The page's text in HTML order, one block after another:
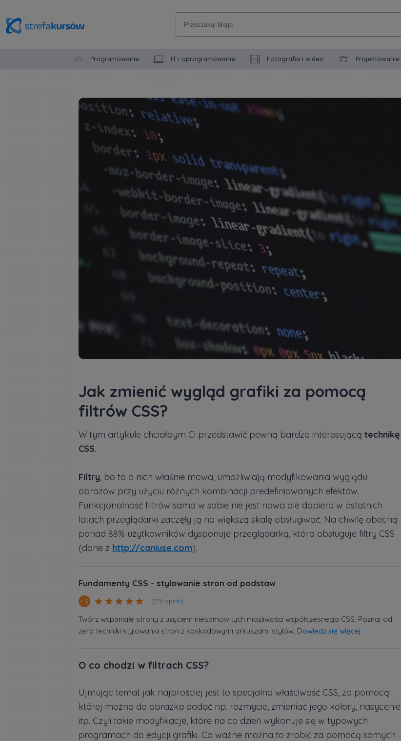
Programowanie IT i oprogramowanie Fotografia i wideo Projektowanie
Jak zmienić wygląd grafiki za pomocą
filtrów CSS?
W tym artykule chciałbym Ci przedstawić pewną bardzo interesującą technikę
CSS.
Filtry , bo to o nich właśnie mowa, umożliwiają modyfikowania wyglądu
obrazów przy użyciu różnych kombinacji predefiniowanych efektów.
Funkcjonalność filtrów sama w sobie nie jest nowa ale dopiero w ostatnich
latach przeglądarki zaczęły ją na większą skalę obsługiwać. Na chwilę obecną
ponad 88% użytkowników dysponuje przeglądarką, która obsługuje filtry CSS
(dane z http://caniuse.com).
Fundamenty CSS - stylowanie stron od podstaw
4.9 (119 opinii)
Twórz wspaniałe strony z użyciem niesamowitych możliwości współczesnego CSS. Poznaj od
zera techniki stylowania stron z kaskadowymi arkuszami stylów. Dowiedz się więcej
O co chodzi w filtrach CSS?
Ujmując temat jak najprościej jest to specjalna właściwość CSS, za pomocą
której można do obrazka dodać np. rozmycie, zmieniać jego kolory, nasycenie
itp. Czyli takie modyfikacje, które na co dzień wykonuje się w typowych
programach do edycji grafiki. Co ważne można to zrobić za pomocą samych